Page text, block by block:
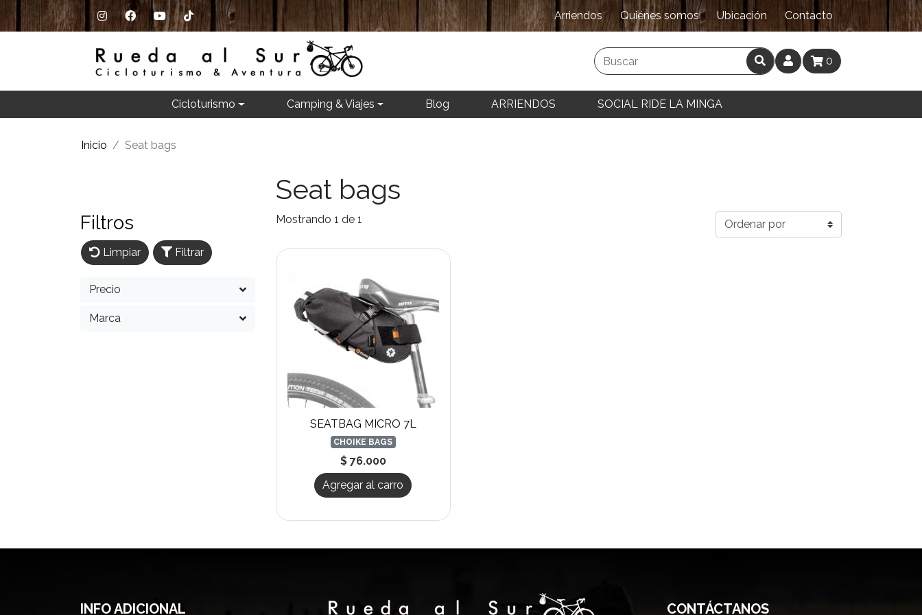
Arriendos Quiénes somos Ubicación Contacto
0
Cicloturismo Camping & Viajes Blog ARRIENDOS SOCIAL RIDE LA MINGA
Inicio Seat bags
Seat bags
Filtros
Limpiar Filtrar
Precio
Marca
Mostrando 1 de 1
SEATBAG MICRO 7L
CHOIKE BAGS
$ 76.000
Agregar al carro
INFO ADICIONAL CONTÁCTANOS